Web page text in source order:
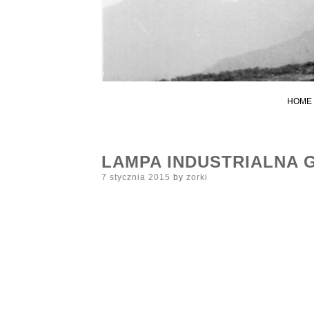
HOME
LAMPA INDUSTRIALNA
Posted
7 stycznia 2015 by zorki